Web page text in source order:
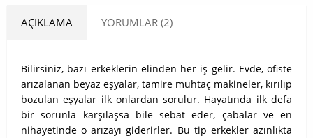
AÇIKLAMA YORUMLAR (2)
Bilirsiniz, bazı erkeklerin elinden her iş gelir. Evde, ofiste
arızalanan beyaz eşyalar, tamire muhtaç makineler, kırılıp
bozulan eşyalar ilk onlardan sorulur. Hayatında ilk defa
bir sorunla karşılaşsa bile sebat eder, çabalar ve en
nihayetinde o arızayı giderirler. Bu tip erkekler azınlıkta